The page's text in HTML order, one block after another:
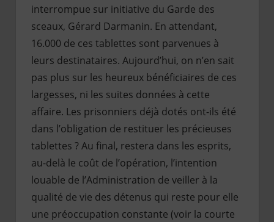
interrompue sur initiative du Garde des
sceaux, Gérard Darmanin. En attendant,
16.000 de ces tablettes sont parvenues à
leurs destinataires. Aujourd’hui, on n’en sait
pas plus sur les heureux bénéficiaires de ces
largesses, ni les suites données à cette
affaire. Les prisonniers déjà dotés ont-ils été
dans l’obligation de restituer les précieuses
tablettes ? Au final, restera dans les esprits,
au-delà le coût de l’opération, l’intention
louable de l’Administration de veiller à la
qualité de vie des détenus qui reste pour elle
une préoccupation constante (voir la courte